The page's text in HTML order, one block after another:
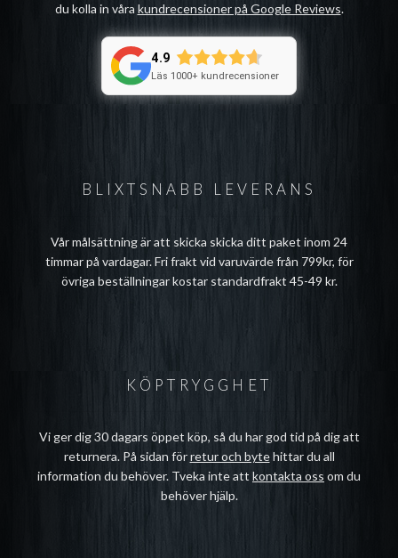
BLIXTSNABB LEVERANS
Vår målsättning är att skicka skicka ditt paket inom 24
timmar på vardagar. Fri frakt vid varuvärde från 799kr, för
övriga beställningar kostar standardfrakt 45-49 kr.
du kolla in våra kundrecensioner på Google Reviews.
4.9
Läs 1000+ kundrecensioner
KÖPTRYGGHET
Vi ger dig 30 dagars öppet köp, så du har god tid på dig att
returnera. På sidan förretur och bytehittar du all
information du behöver. Tveka inte att kontakta oss om du
behöver hjälp.